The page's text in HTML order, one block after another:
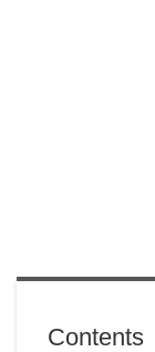
Contents